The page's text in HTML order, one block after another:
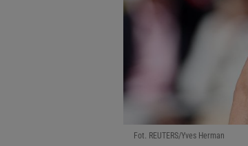
Fot. REUTERS/Yves Herman